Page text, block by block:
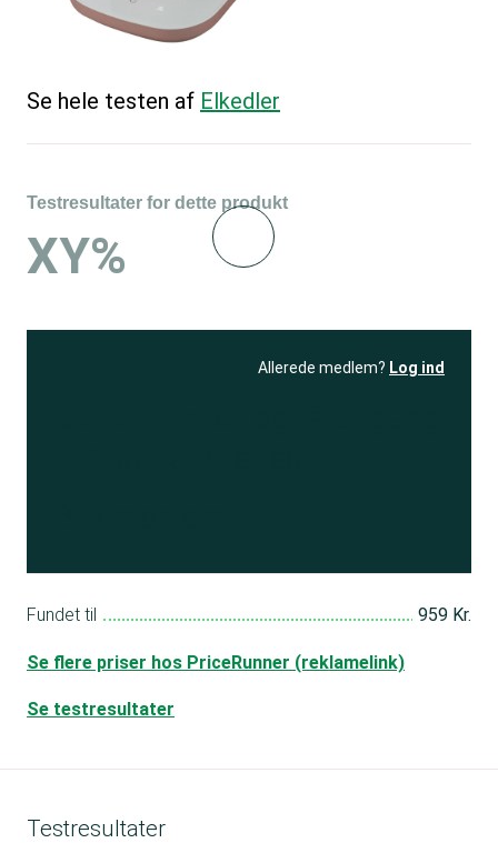
Se hele testen af Elkedler
Testresultater for dette produkt
XY%
Allerede medlem? Log ind
Fundet til 959 Kr.
Se flere priser hos PriceRunner (reklamelink)
Se testresultater
Testresultater